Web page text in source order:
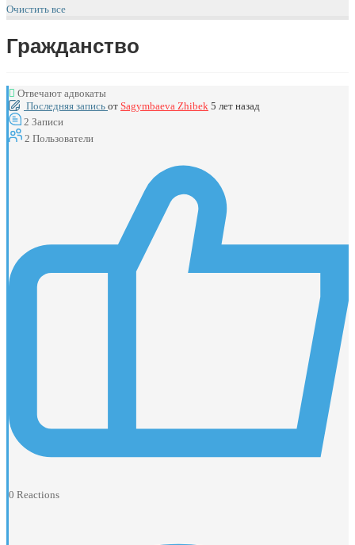
Очистить все
Гражданство
Отвечают адвокаты
Последняя запись от Sagymbaeva Zhibek 5 лет назад
2 Записи
2 Пользователи
0 Reactions